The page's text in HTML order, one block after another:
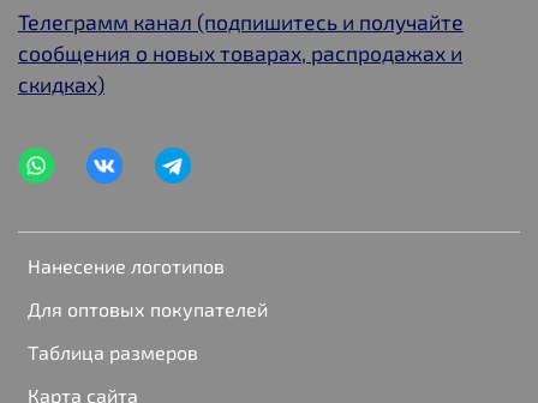
Нанесение логотипов
Для оптовых покупателей
Таблица размеров
Карта сайта
Телеграмм канал (подпишитесь и получайте
сообщения о новых товарах, распродажах и
скидках)